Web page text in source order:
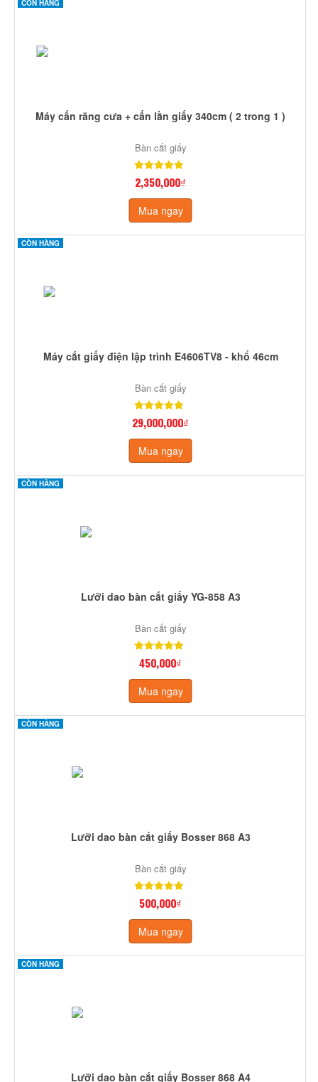
CÒN HÀNG
Máy cấn răng cưa + cấn lằn giấy 340cm ( 2 trong 1 )
Bàn cắt giấy
2,350,000₫
Mua ngay
CÒN HÀNG
Máy cắt giấy điện lập trình E4606TV8 - khổ 46cm
Bàn cắt giấy
29,000,000₫
Mua ngay
CÒN HÀNG
Lưỡi dao bàn cắt giấy YG-858 A3
Bàn cắt giấy
450,000₫
Mua ngay
CÒN HÀNG
Lưỡi dao bàn cắt giấy Bosser 868 A3
Bàn cắt giấy
500,000₫
Mua ngay
CÒN HÀNG
Lưỡi dao bàn cắt giấy Bosser 868 A4